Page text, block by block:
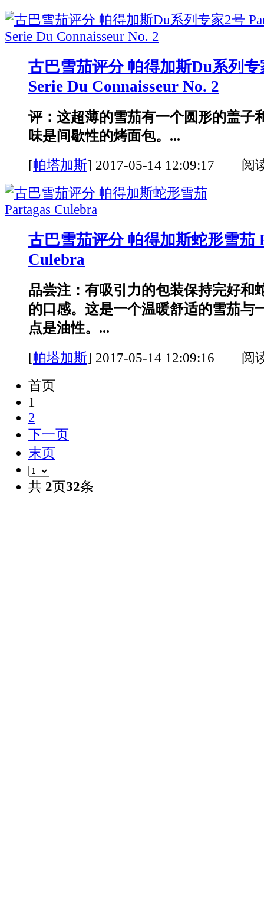
古巴雪茄评分 帕得加斯Du系列专
Serie Du Connaisseur No. 2
评：这超薄的雪茄有一个圆形的盖子
味是间歇性的烤面包。...
[帕塔加斯] 2017-05-14 12:09:17 阅
古巴雪茄评分 帕得加斯蛇形雪茄
Culebra
品尝注：有吸引力的包装保持完好和
的口感。这是一个温暖舒适的雪茄与
点是油性。...
[帕塔加斯] 2017-05-14 12:09:16 阅
首页
1
2
下一页
末页
共 2页32条